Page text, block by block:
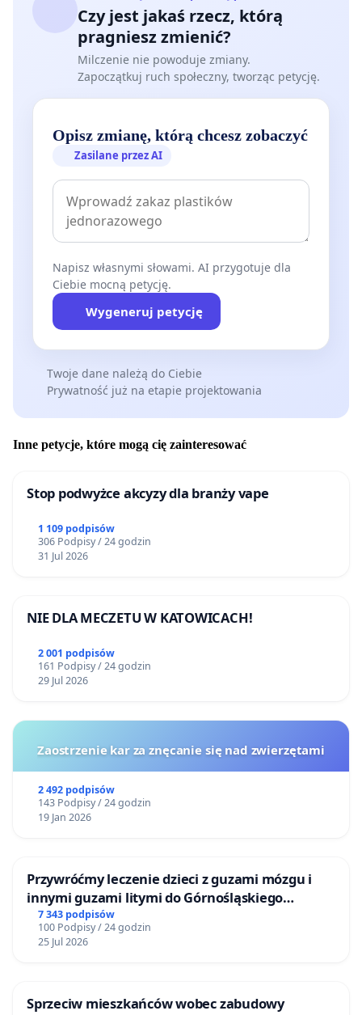
Czy jest jakaś rzecz, którą
pragniesz zmienić?
Milczenie nie powoduje zmiany.
Zapoczątkuj ruch społeczny, tworząc petycję.
Opisz zmianę, którą chcesz zobaczyć
Zasilane przez AI
Napisz własnymi słowami. AI przygotuje dla
Ciebie mocną petycję.
Wygeneruj petycję
Twoje dane należą do Ciebie
Prywatność już na etapie projektowania
Inne petycje, które mogą cię zainteresować
Stop podwyżce akcyzy dla branży vape
1 109 podpisów
306 Podpisy / 24 godzin
31 Jul 2026
NIE DLA MECZETU W KATOWICACH!
2 001 podpisów
161 Podpisy / 24 godzin
29 Jul 2026
Zaostrzenie kar za znęcanie się nad zwierzętami
2 492 podpisów
143 Podpisy / 24 godzin
19 Jan 2026
Przywróćmy leczenie dzieci z guzami mózgu i
innymi guzami litymi do Górnośląskiego
Centrum Zdrowia Dziecka w Katowicach
7 343 podpisów
100 Podpisy / 24 godzin
25 Jul 2026
Sprzeciw mieszkańców wobec zabudowy